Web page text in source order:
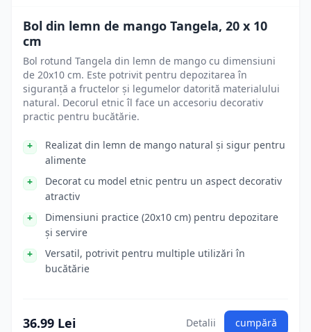
Bol din lemn de mango Tangela, 20 x 10
cm
Bol rotund Tangela din lemn de mango cu dimensiuni
de 20x10 cm. Este potrivit pentru depozitarea în
siguranță a fructelor și legumelor datorită materialului
natural. Decorul etnic îl face un accesoriu decorativ
practic pentru bucătărie.
Realizat din lemn de mango natural și sigur pentru
alimente
Decorat cu model etnic pentru un aspect decorativ
atractiv
Dimensiuni practice (20x10 cm) pentru depozitare
și servire
Versatil, potrivit pentru multiple utilizări în
bucătărie
36.99 Lei Detalii cumpără